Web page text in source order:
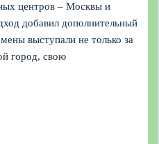
центров – Москвы и
добавил дополнительный
выступали не только за
город, свою